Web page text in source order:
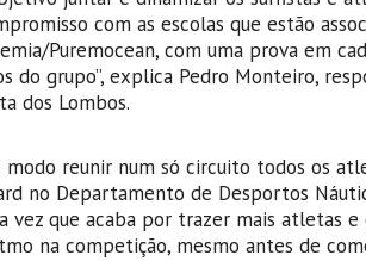
com as escolas que estão
Puremocean, com uma prova em
grupo”, explica Pedro Monteiro,
dos Lombos.
reunir num só circuito todos os
no Departamento de Desportos
vez que acaba por trazer mais atletas
na competição, mesmo antes de